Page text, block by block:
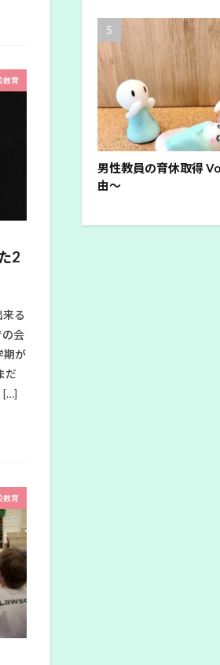
教育
2
る
会
期が
だ
[…]
教育
男性教員の育休取得
由～